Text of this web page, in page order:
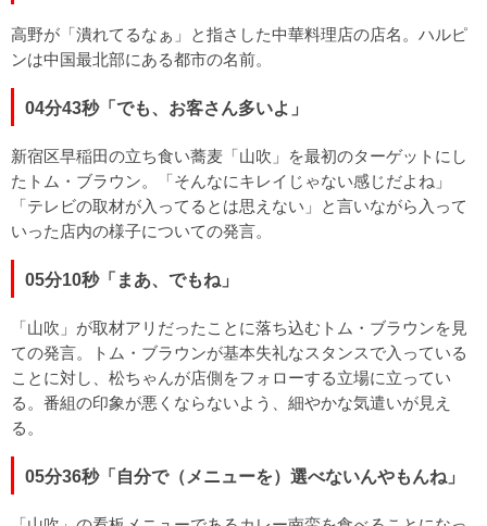
高野が「潰れてるなぁ」と指さした中華料理店の店名。ハルピ
ンは中国最北部にある都市の名前。
04分43秒「でも、お客さん多いよ」
新宿区早稲田の立ち食い蕎麦「山吹」を最初のターゲットにし
たトム・ブラウン。「そんなにキレイじゃない感じだよね」
「テレビの取材が入ってるとは思えない」と言いながら入って
いった店内の様子についての発言。
05分10秒「まあ、でもね」
「山吹」が取材アリだったことに落ち込むトム・ブラウンを見
ての発言。トム・ブラウンが基本失礼なスタンスで入っている
ことに対し、松ちゃんが店側をフォローする立場に立ってい
る。番組の印象が悪くならないよう、細やかな気遣いが見え
る。
05分36秒「自分で（メニューを）選べないんやもんね」